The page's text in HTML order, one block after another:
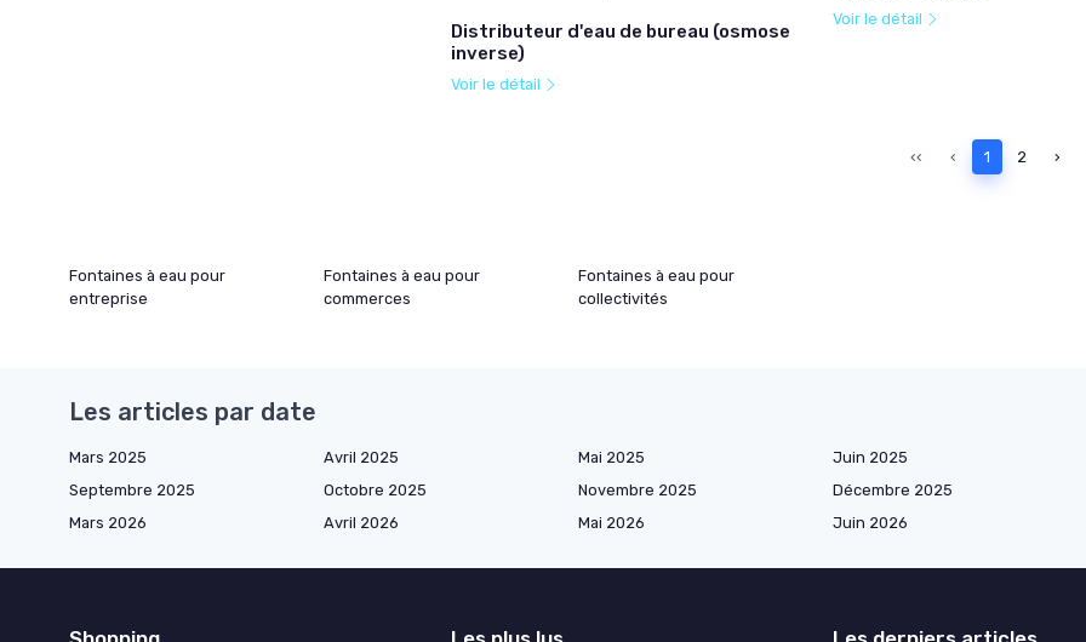
Distributeur d'eau de bureau (osmose
inverse)
Voir le détail
Voir le détail
‹‹ ‹ 1 2 ›
Fontaines à eau pour
entreprise
Fontaines à eau pour
commerces
Fontaines à eau pour
collectivités
Les articles par date
Mars 2025 Avril 2025 Mai 2025 Juin 2025
Septembre 2025
Octobre 2025 Novembre 2025 Décembre 2025
Mars 2026
Avril 2026 Mai 2026 Juin 2026